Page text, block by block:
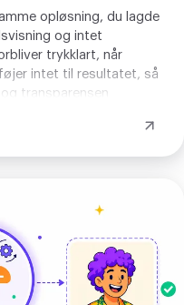
opløsning, du lagde
og intet
trykklart, når
intet til resultatet, så
transparensen